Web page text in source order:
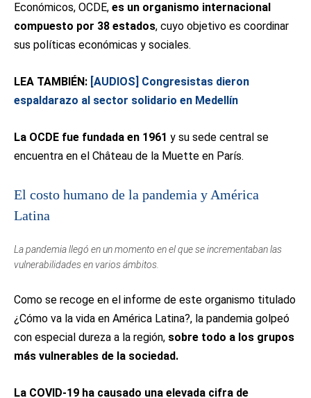
Económicos, OCDE,​ es un organismo internacional
compuesto por 38 estados, cuyo objetivo es coordinar
sus políticas económicas y sociales.
LEA TAMBIÉN: [AUDIOS] Congresistas dieron
espaldarazo al sector solidario en Medellín
La OCDE fue fundada en 1961 y su sede central se
encuentra en el Château de la Muette en París.
El costo humano de la pandemia y América
Latina
La pandemia llegó en un momento en el que se incrementaban las
vulnerabilidades en varios ámbitos.
Como se recoge en el informe de este organismo titulado
¿Cómo va la vida en América Latina?, la pandemia golpeó
con especial dureza a la región, sobre todo a los grupos
más vulnerables de la sociedad.
La COVID-19 ha causado una elevada cifra de